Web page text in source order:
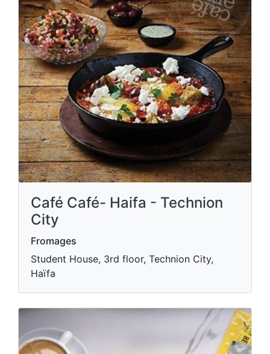
Café Café- Haifa - Technion
City
Fromages
Student House, 3rd floor, Technion City,
Haïfa